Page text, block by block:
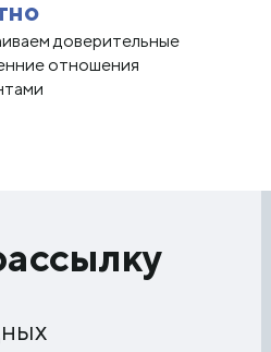
доверительные
отношения